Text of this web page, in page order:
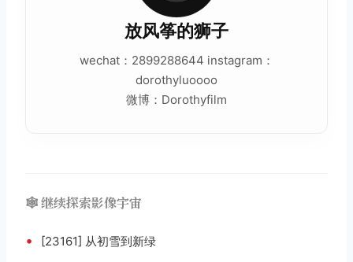
放风筝的狮子
wechat：2899288644 instagram：
dorothyluoooo
微博：Dorothyfilm
🕸️ 继续探索影像宇宙
• [23161] 从初雪到新绿